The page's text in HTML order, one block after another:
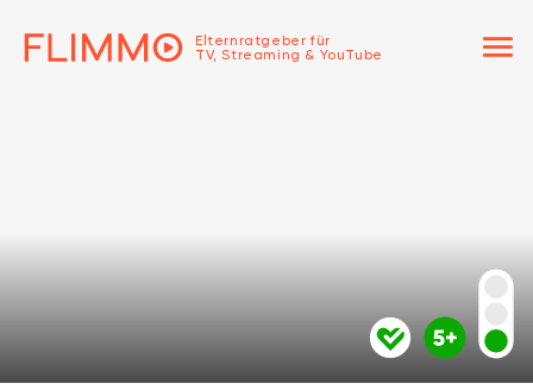
Elternratgeber für
TV, Streaming & YouTube
menu